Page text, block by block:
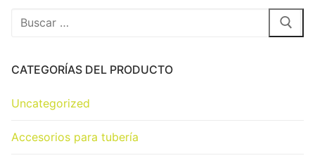
CATEGORÍAS DEL PRODUCTO
Uncategorized
Accesorios para tubería